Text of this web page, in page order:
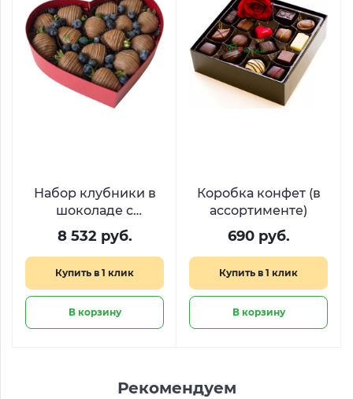
Набор клубники в
шоколаде с
голубикой
«Ягодный пульс»
8 532 руб.
Купить в 1 клик
В корзину
Коробка конфет (в
ассортименте)
690 руб.
Купить в 1 клик
В корзину
Рекомендуем